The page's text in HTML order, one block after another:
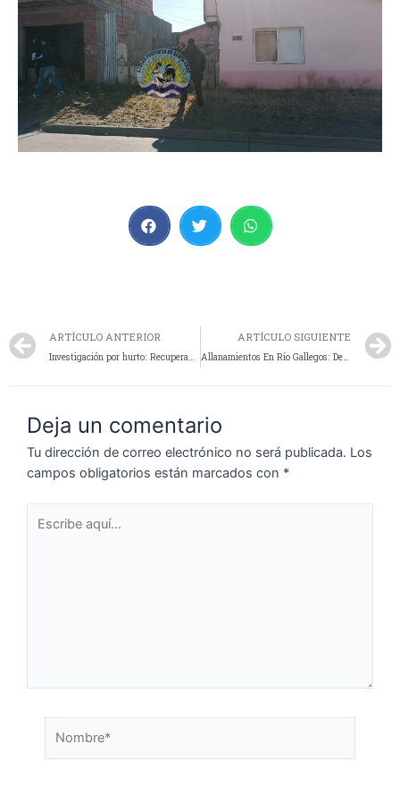
ARTÍCULO ANTERIOR
Investigación por hurto: Recuperan un televisor y aprehenden a un sospechoso
ARTÍCULO SIGUIENTE
Allanamientos En Río Gallegos: Detienen A Dos Hombres Por Uso Fraudulento De Tarjetas
Deja un comentario
Tu dirección de correo electrónico no será publicada. Los
campos obligatorios están marcados con *